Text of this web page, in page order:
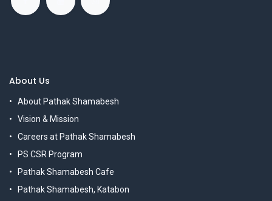
About Us
About Pathak Shamabesh
Vision & Mission
Careers at Pathak Shamabesh
PS CSR Program
Pathak Shamabesh Cafe
Pathak Shamabesh, Katabon